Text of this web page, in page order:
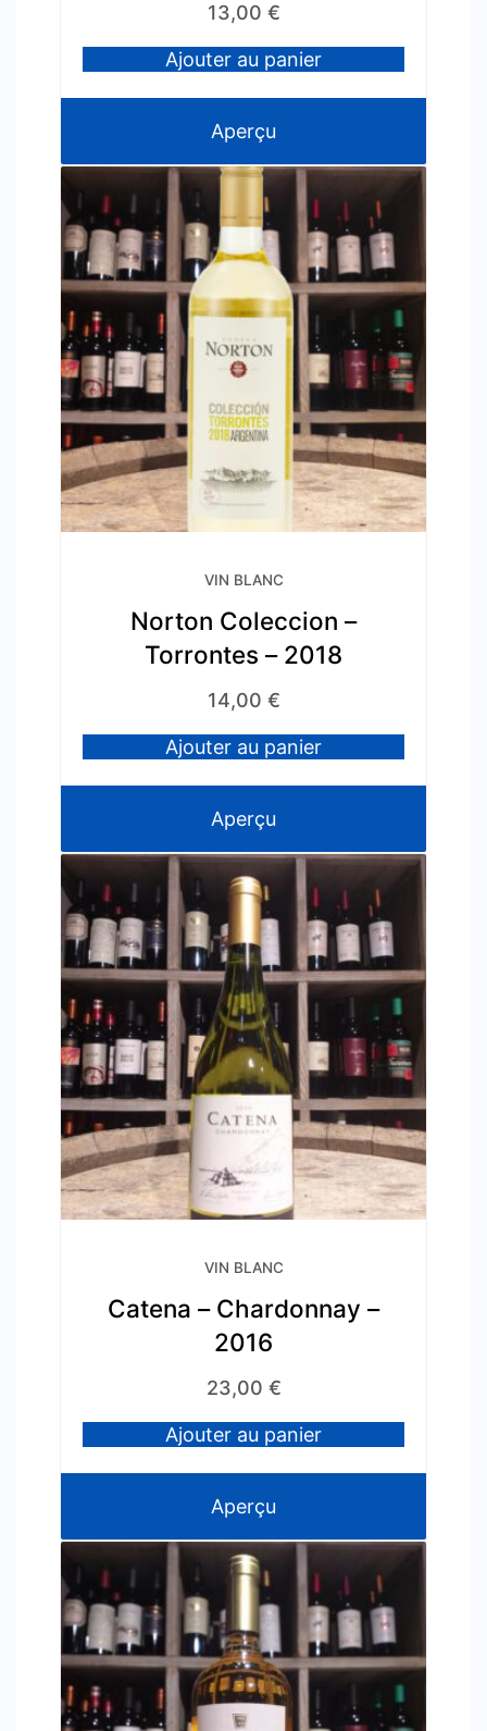
13,00 €
Ajouter au panier
Aperçu
VIN BLANC
Norton Coleccion –
Torrontes – 2018
14,00 €
Ajouter au panier
Aperçu
VIN BLANC
Catena – Chardonnay –
2016
23,00 €
Ajouter au panier
Aperçu